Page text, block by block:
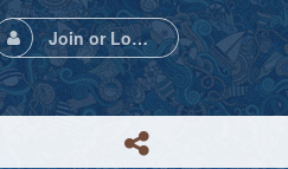
Join or Login